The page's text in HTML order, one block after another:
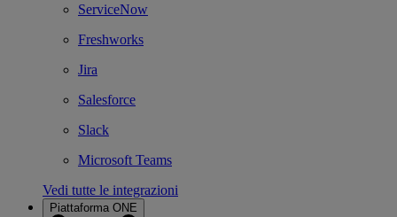
ServiceNow
Freshworks
Jira
Salesforce
Slack
Microsoft Teams
Vedi tutte le integrazioni
Piattaforma ONE